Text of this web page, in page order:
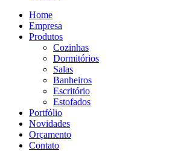
Home
Empresa
Produtos
Cozinhas
Dormitórios
Salas
Banheiros
Escritório
Estofados
Portfólio
Novidades
Orçamento
Contato